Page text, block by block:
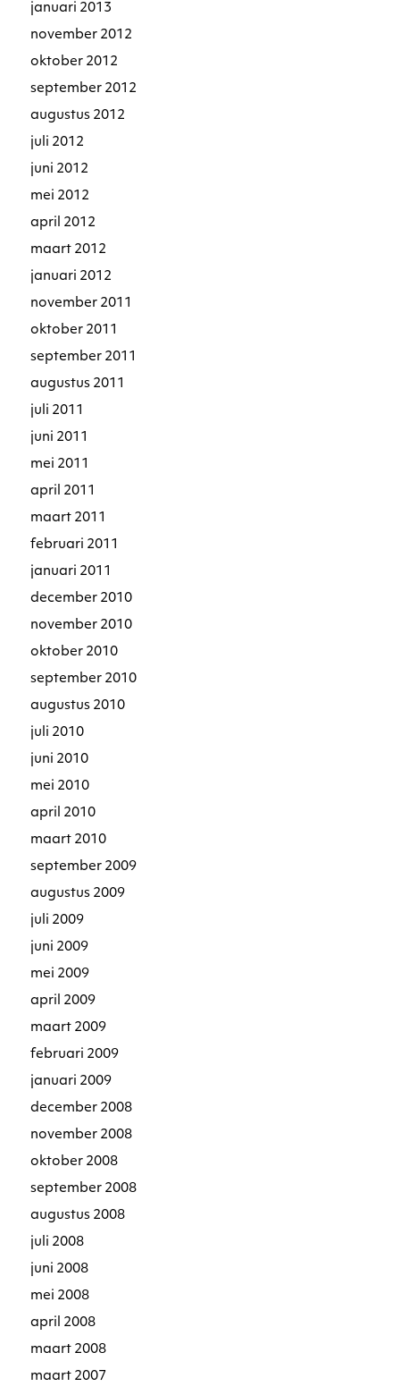
januari 2013
november 2012
oktober 2012
september 2012
augustus 2012
juli 2012
juni 2012
mei 2012
april 2012
maart 2012
januari 2012
november 2011
oktober 2011
september 2011
augustus 2011
juli 2011
juni 2011
mei 2011
april 2011
maart 2011
februari 2011
januari 2011
december 2010
november 2010
oktober 2010
september 2010
augustus 2010
juli 2010
juni 2010
mei 2010
april 2010
maart 2010
september 2009
augustus 2009
juli 2009
juni 2009
mei 2009
april 2009
maart 2009
februari 2009
januari 2009
december 2008
november 2008
oktober 2008
september 2008
augustus 2008
juli 2008
juni 2008
mei 2008
april 2008
maart 2008
maart 2007